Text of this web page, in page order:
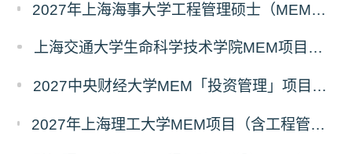
2027年上海海事大学工程管理硕士（MEM）宁波产教融合研究生培养项目
上海交通大学生命科学技术学院MEM项目全新介绍
2027中央财经大学MEM「投资管理」项目招生专题正式上线
2027年上海理工大学MEM项目（含工程管理、工业工程与管理、物流工程与管理）奖助学金政策发布